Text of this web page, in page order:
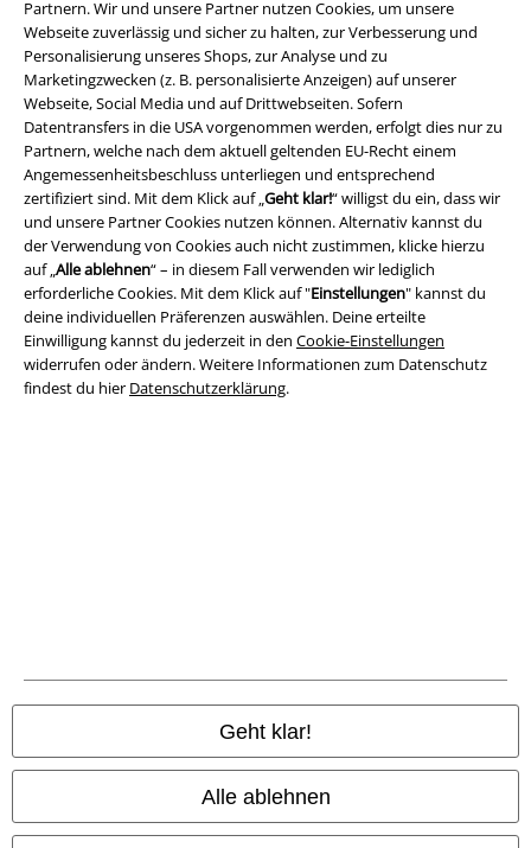
Partnern. Wir und unsere Partner nutzen Cookies, um unsere
Webseite zuverlässig und sicher zu halten, zur Verbesserung und
Personalisierung unseres Shops, zur Analyse und zu
Marketingzwecken (z. B. personalisierte Anzeigen) auf unserer
Webseite, Social Media und auf Drittwebseiten. Sofern
Datentransfers in die USA vorgenommen werden, erfolgt dies nur zu
Partnern, welche nach dem aktuell geltenden EU-Recht einem
Angemessenheitsbeschluss unterliegen und entsprechend
zertifiziert sind. Mit dem Klick auf „Geht klar!“ willigst du ein, dass wir
und unsere Partner Cookies nutzen können. Alternativ kannst du
der Verwendung von Cookies auch nicht zustimmen, klicke hierzu
auf „Alle ablehnen“ – in diesem Fall verwenden wir lediglich
erforderliche Cookies. Mit dem Klick auf "Einstellungen" kannst du
deine individuellen Präferenzen auswählen. Deine erteilte
Einwilligung kannst du jederzeit in den Cookie-Einstellungen
widerrufen oder ändern. Weitere Informationen zum Datenschutz
findest du hier Datenschutzerklärung.
Geht klar!
Alle ablehnen
Rechtliches
AGB
Impressum
Datenschutz
Alle Preise inkl. gesetzlicher Mehrwertsteuer, zzgl.Versandkosten
© 1986-2026 E.M.P. Merchandising HGmbH